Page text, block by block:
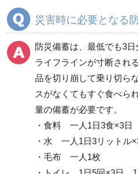
その他
災害時に必要となる
防災備蓄は、最低でも3日
ライフラインが寸断され
品を切り崩して乗り切ら
スがなくてもすぐ食べら
量の備蓄が必要です。
・食料 一人1日3食×3
・水 一人1日3リットル
・毛布 一人1枚